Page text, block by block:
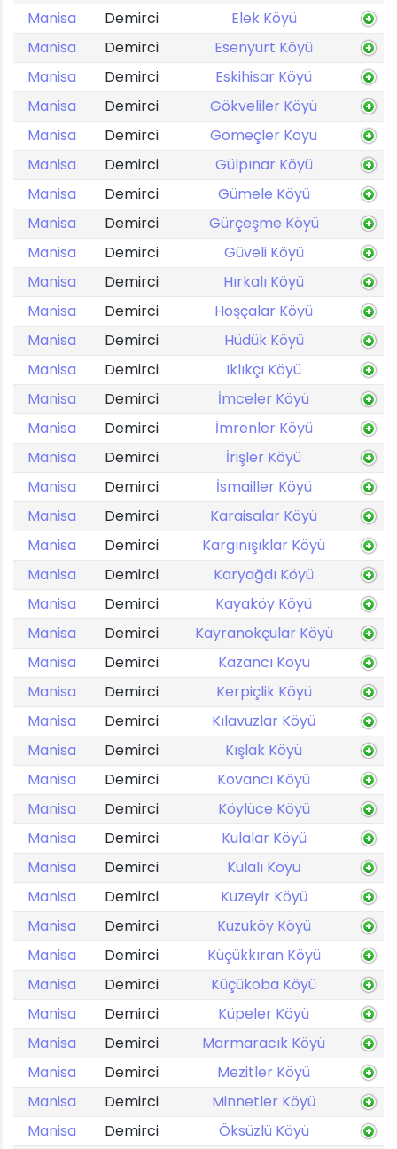
Manisa
Demirci
Elek Köyü
Manisa
Demirci
Esenyurt Köyü
Manisa
Demirci
Eskihisar Köyü
Manisa
Demirci
Gökveliler Köyü
Manisa
Demirci
Gömeçler Köyü
Manisa
Demirci
Gülpınar Köyü
Manisa
Demirci
Gümele Köyü
Manisa
Demirci
Gürçeşme Köyü
Manisa
Demirci
Güveli Köyü
Manisa
Demirci
Hırkalı Köyü
Manisa
Demirci
Hoşçalar Köyü
Manisa
Demirci
Hüdük Köyü
Manisa
Demirci
Iklıkçı Köyü
Manisa
Demirci
İmceler Köyü
Manisa
Demirci
İmrenler Köyü
Manisa
Demirci
İrişler Köyü
Manisa
Demirci
İsmailler Köyü
Manisa
Demirci
Karaisalar Köyü
Manisa
Demirci
Kargınışıklar Köyü
Manisa
Demirci
Karyağdı Köyü
Manisa
Demirci
Kayaköy Köyü
Manisa
Demirci
Kayranokçular Köyü
Manisa
Demirci
Kazancı Köyü
Manisa
Demirci
Kerpiçlik Köyü
Manisa
Demirci
Kılavuzlar Köyü
Manisa
Demirci
Kışlak Köyü
Manisa
Demirci
Kovancı Köyü
Manisa
Demirci
Köylüce Köyü
Manisa
Demirci
Kulalar Köyü
Manisa
Demirci
Kulalı Köyü
Manisa
Demirci
Kuzeyir Köyü
Manisa
Demirci
Kuzuköy Köyü
Manisa
Demirci
Küçükkıran Köyü
Manisa
Demirci
Küçükoba Köyü
Manisa
Demirci
Küpeler Köyü
Manisa
Demirci
Marmaracık Köyü
Manisa
Demirci
Mezitler Köyü
Manisa
Demirci
Minnetler Köyü
Manisa
Demirci
Öksüzlü Köyü